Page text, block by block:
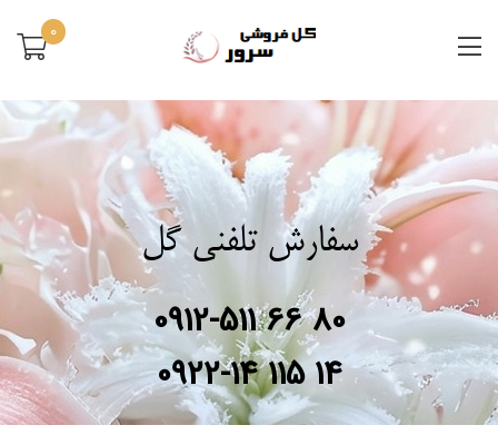
0
سفارش تلفنی گل
0912-511 66 80
0922-14 115 14